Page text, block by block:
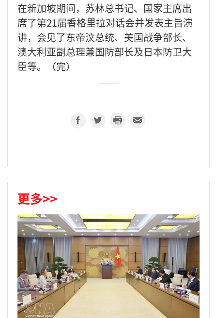
在新加坡期间，苏林总书记、国家主席出
席了第21届香格里拉对话会并发表主旨演
讲，会见了东帝汶总统、美国战争部长、
澳大利亚副总理兼国防部长及日本防卫大
臣等。（完）
更多>>